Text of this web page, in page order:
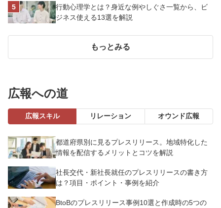
行動心理学とは？身近な例やしぐさ一覧から、ビ
ジネス使える13選を解説
もっとみる
広報への道
広報スキル リレーション オウンド広報
都道府県別に見るプレスリリース。地域特化した
情報を配信するメリットとコツを解説
社長交代・新社長就任のプレスリリースの書き方
は？項目・ポイント・事例を紹介
BtoBのプレスリリース事例10選と作成時の5つの